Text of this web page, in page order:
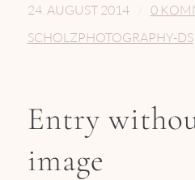
24. AUGUST 2014 0
SCHOLZPHOTOGRAPHY-DS
Entry
image